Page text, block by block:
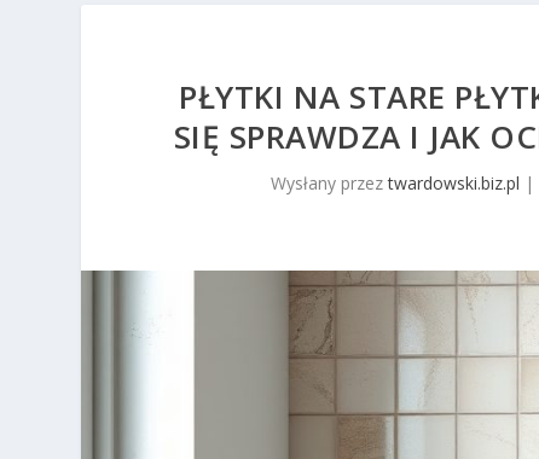
PŁYTKI NA STARE
SIĘ SPRAWDZA I JAK
Wysłany przeztwardowski.biz.pl |